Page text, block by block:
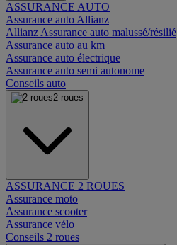
ASSURANCE AUTO
Assurance auto Allianz
Allianz Assurance auto malussé/résilié
Assurance auto au km
Assurance auto électrique
Assurance auto semi autonome
Conseils auto
2 roues
ASSURANCE 2 ROUES
Assurance moto
Assurance scooter
Assurance vélo
Conseils 2 roues